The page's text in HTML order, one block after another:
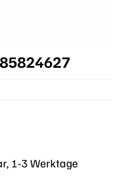
1-3 Werktage